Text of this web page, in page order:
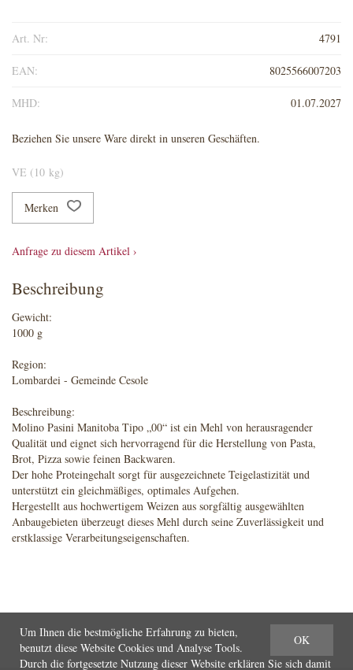
Art. Nr: 4791
EAN: 8025566007203
MHD: 01.07.2027
Beziehen Sie unsere Ware direkt in unseren Geschäften.
VE (10 kg)
Merken
Anfrage zu diesem Artikel ›
Beschreibung
Gewicht:
1000 g
Region:
Lombardei - Gemeinde Cesole
Beschreibung:
Molino Pasini Manitoba Tipo „00“ ist ein Mehl von herausragender
Qualität und eignet sich hervorragend für die Herstellung von Pasta,
Brot, Pizza sowie feinen Backwaren.
Der hohe Proteingehalt sorgt für ausgezeichnete Teigelastizität und
unterstützt ein gleichmäßiges, optimales Aufgehen.
Hergestellt aus hochwertigem Weizen aus sorgfältig ausgewählten
Anbaugebieten überzeugt dieses Mehl durch seine Zuverlässigkeit und
erstklassige Verarbeitungseigenschaften.
OK
Um Ihnen die bestmögliche Erfahrung zu bieten,
benutzt diese Website Cookies und Analyse Tools.
Durch die fortgesetzte Nutzung dieser Website erklären Sie sich damit